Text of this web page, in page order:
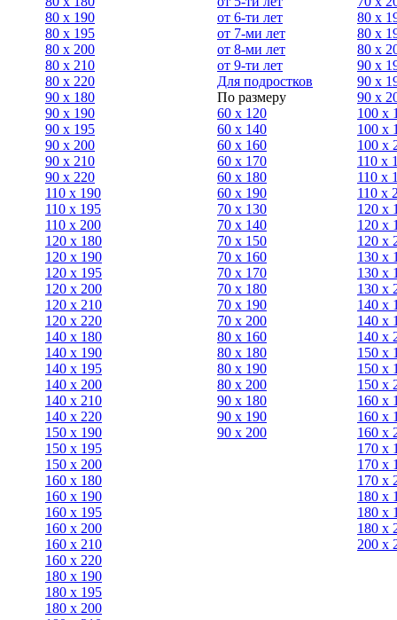
80 х 190
80 х 195
80 х 200
80 x 210
80 x 220
90 x 180
90 х 190
90 х 195
90 х 200
90 x 210
90 x 220
110 x 190
110 x 195
110 x 200
120 x 180
120 х 190
120 х 195
120 х 200
120 x 210
120 x 220
140 x 180
140 х 190
140 х 195
140 х 200
140 x 210
140 x 220
150 х 190
150 х 195
150 х 200
160 x 180
160 х 190
160 х 195
160 х 200
160 x 210
160 x 220
180 х 190
180 х 195
180 х 200
от 6-ти лет
от 7-ми лет
от 8-ми лет
от 9-ти лет
Для подростков
По размеру
60 х 120
60 х 140
60 х 160
60 х 170
60 х 180
60 х 190
70 х 130
70 х 140
70 х 150
70 х 160
70 х 170
70 х 180
70 х 190
70 х 200
80 х 160
80 х 180
80 x 190
80 x 200
90 х 180
90 x 190
90 x 200
80 x
80 x
80 x
90 x
90 x
90 x
100 x
100 х
100 x
110 x
110 х
110 х
120 х
120 х
120 х
130 х
130 х
130 х
140 х
140 х
140 х
150 х
150 х
150 х
160 х
160 х
160 х
170 х
170 х
170 х
180 х
180 х
180 х
200 x